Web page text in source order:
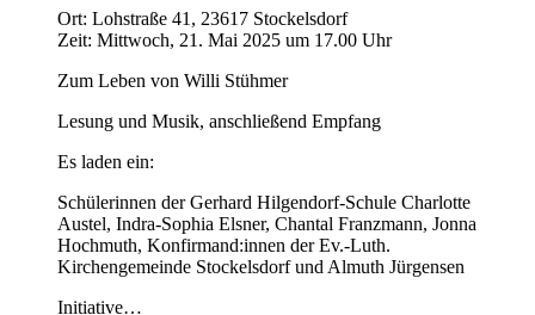
Ort: Lohstraße 41, 23617 Stockelsdorf
Zeit: Mittwoch, 21. Mai 2025 um 17.00 Uhr
Zum Leben von Willi Stühmer
Lesung und Musik, anschließend Empfang
Es laden ein:
Schülerinnen der Gerhard Hilgendorf-Schule Charlotte
Austel, Indra-Sophia Elsner, Chantal Franzmann, Jonna
Hochmuth, Konfirmand:innen der Ev.-Luth.
Kirchengemeinde Stockelsdorf und Almuth Jürgensen
Initiative…